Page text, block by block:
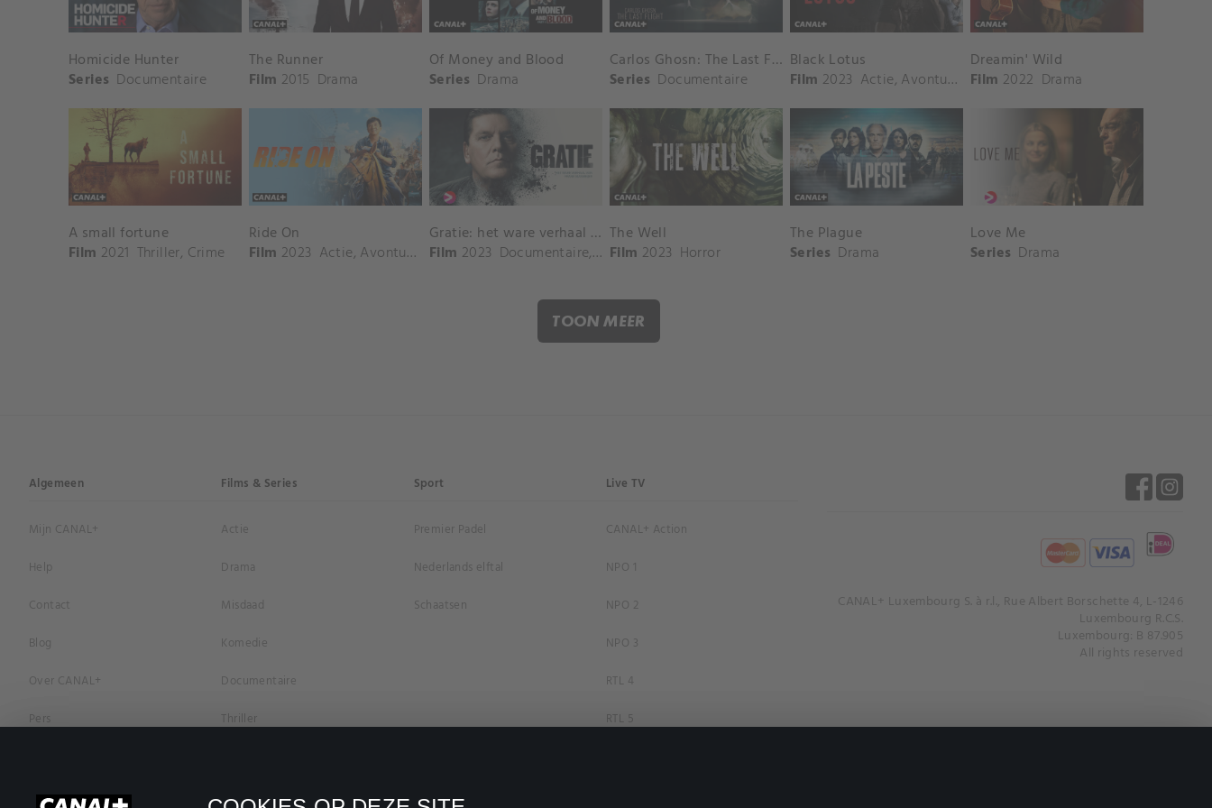
Homicide Hunter
Series Documentaire
The Runner
Film 2015 Drama
Of Money and Blood
Series Drama
Carlos Ghosn: The Last Flight
Series Documentaire
Black Lotus
Film 2023 Actie, Avontuur Thriller,Crime
Dreamin' Wild
Film 2022 Drama
A small fortune
Film 2021 Thriller, Crime
Ride On
Film 2023 Actie, Avontuur Drama,Komedie
Gratie: het ware verhaal van Frank Masmeijer
Film 2023 Documentaire, Crime
The Well
Film 2023 Horror
The Plague
Series Drama
Love Me
Series Drama
TOON MEER
Algemeen
Mijn CANAL+
Help
Contact
Blog
Over CANAL+
Pers
Privacybeleid
Films & Series
Actie
Drama
Misdaad
Komedie
Documentaire
Thriller
Romantiek
Sport
Premier Padel
Nederlands elftal
Schaatsen
Live TV
CANAL+ Action
NPO 1
NPO 2
NPO 3
RTL 4
RTL 5
CANAL+ Luxembourg S. à r.l., Rue Albert Borschette 4, L-1246
Luxembourg R.C.S.
Luxembourg: B 87.905
All rights reserved